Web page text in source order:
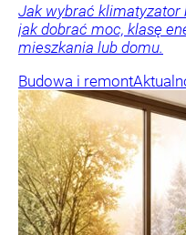
Jak wybrać klimatyzator
jak dobrać moc, klasę
mieszkania lub domu.
Budowa i remont